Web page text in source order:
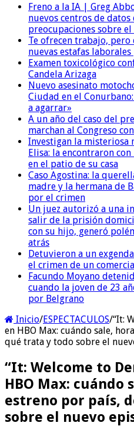
Freno a la IA | Greg
nuevos centros de datos
preocupaciones sobre
Te ofrecen trabajo, pero
nuevas estafas
Examen toxicológico
Candela Arizaga
Nuevo asesinato
Ciudad en el
a agarrar»
A un año del caso del
marchan al Congreso
Investigan la misteriosa
Elisa: la encontraron
en el patio de su casa
Caso Agostina: la
madre y la hermana de
por el crimen
Un juez autorizó a una
salir de la prisión
con su hijo, generó
atrás
Detuvieron a un
el crimen de un
Facundo Moyano
cuando la joven de 23
por Belgrano
Inicio/ESPECTACULOS/“It:
en HBO Max: cuándo sale,
qué trata y todo sobre el
“It: Welcome to
HBO Max: cuándo
estreno por país,
sobre el nuevo